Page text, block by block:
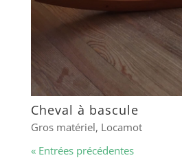
Cheval à bascule
Gros matériel, Locamot
« Entrées précédentes